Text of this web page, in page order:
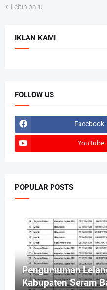
Lebih baru
IKLAN KAMI
FOLLOW US
Facebook
YouTube
POPULAR POSTS
Pengumuman
Kabupaten Seram